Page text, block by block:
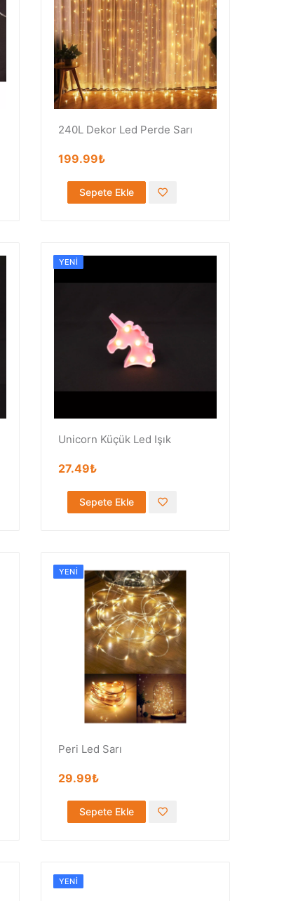
240L Dekor Led Perde Sarı
199.99₺
Sepete Ekle
YENI
Unicorn Küçük Led Işık
27.49₺
Sepete Ekle
YENI
Peri Led Sarı
29.99₺
Sepete Ekle
YENI